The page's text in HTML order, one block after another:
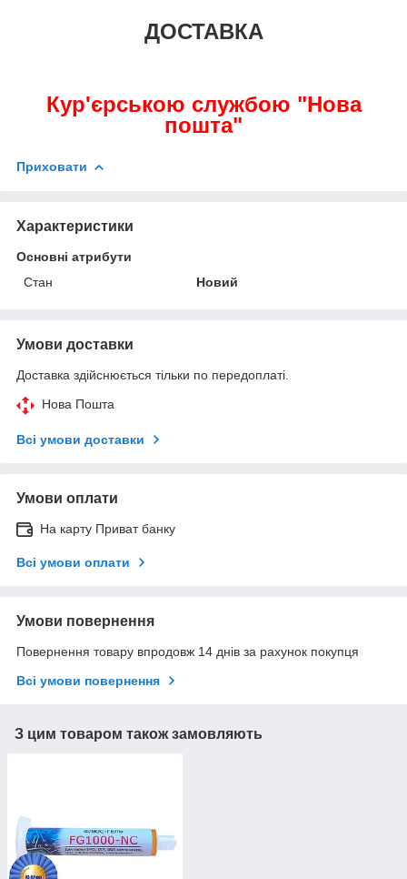
ДОСТАВКА
Кур'єрською службою "Нова
пошта"
Приховати
Характеристики
Основні атрибути
Стан
Новий
Умови доставки
Доставка здійснюється тільки по передоплаті.
Нова Пошта
Всі умови доставки
Умови оплати
На карту Приват банку
Всі умови оплати
Умови повернення
Повернення товару впродовж 14 днів за рахунок покупця
Всі умови повернення
З цим товаром також замовляють